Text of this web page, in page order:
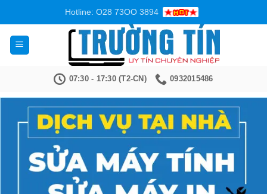
nội
dung
Hotline: O28 73OO 3894
07:30 - 17:30 (T2-CN) 0932015486